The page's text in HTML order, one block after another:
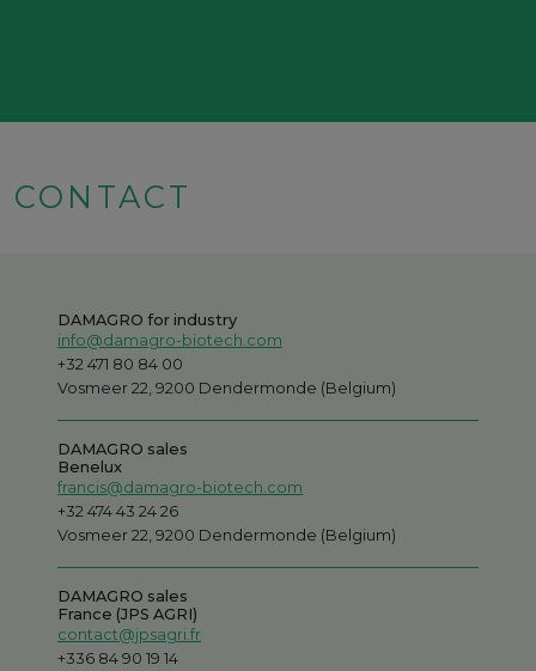
CONTACT
DAMAGRO for industry
info@damagro-biotech.com
+32 471 80 84 00
Vosmeer 22, 9200 Dendermonde (Belgium)
DAMAGRO sales
Benelux
francis@damagro-biotech.com
+32 474 43 24 26
Vosmeer 22, 9200 Dendermonde (Belgium)
DAMAGRO sales
France (JPS AGRI)
contact@jpsagri.fr
+336 84 90 19 14